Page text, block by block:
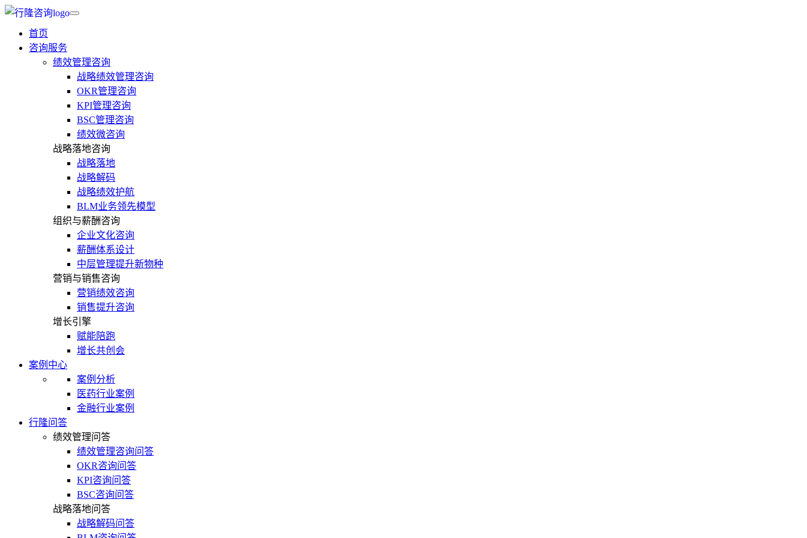
首页
咨询服务
绩效管理咨询
战略绩效管理咨询
OKR管理咨询
KPI管理咨询
BSC管理咨询
绩效微咨询
战略落地咨询
战略落地
战略解码
战略绩效护航
BLM业务领先模型
组织与薪酬咨询
企业文化咨询
薪酬体系设计
中层管理提升新物种
营销与销售咨询
营销绩效咨询
销售提升咨询
增长引擎
赋能陪跑
增长共创会
案例中心
案例分析
医药行业案例
金融行业案例
行隆问答
绩效管理问答
绩效管理咨询问答
OKR咨询问答
KPI咨询问答
BSC咨询问答
战略落地问答
战略解码问答